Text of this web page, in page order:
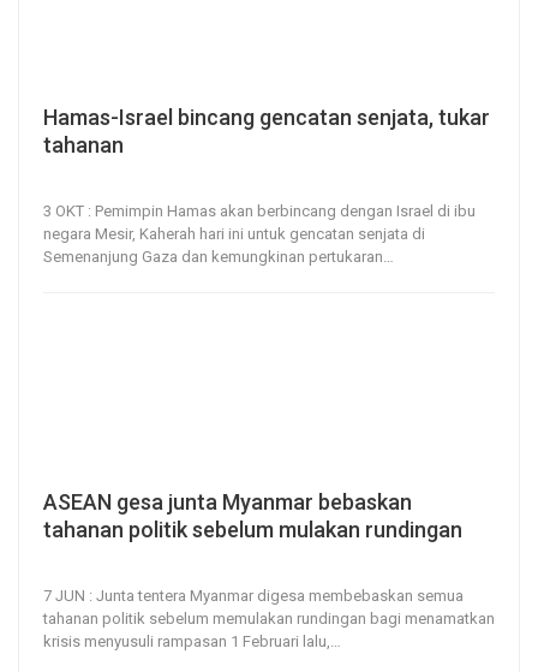
Hamas-Israel bincang gencatan senjata, tukar
tahanan
3 OKT : Pemimpin Hamas akan berbincang dengan Israel di ibu
negara Mesir, Kaherah hari ini untuk gencatan senjata di
Semenanjung Gaza dan kemungkinan pertukaran…
ASEAN gesa junta Myanmar bebaskan
tahanan politik sebelum mulakan rundingan
7 JUN : Junta tentera Myanmar digesa membebaskan semua
tahanan politik sebelum memulakan rundingan bagi menamatkan
krisis menyusuli rampasan 1 Februari lalu,